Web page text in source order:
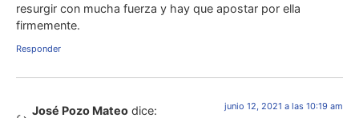
resurgir con mucha fuerza y hay que apostar por ella
firmemente.
Responder
José Pozo Mateo dice: junio 12, 2021 a las 10:19 am